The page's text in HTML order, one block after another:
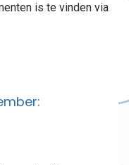
is te vinden via